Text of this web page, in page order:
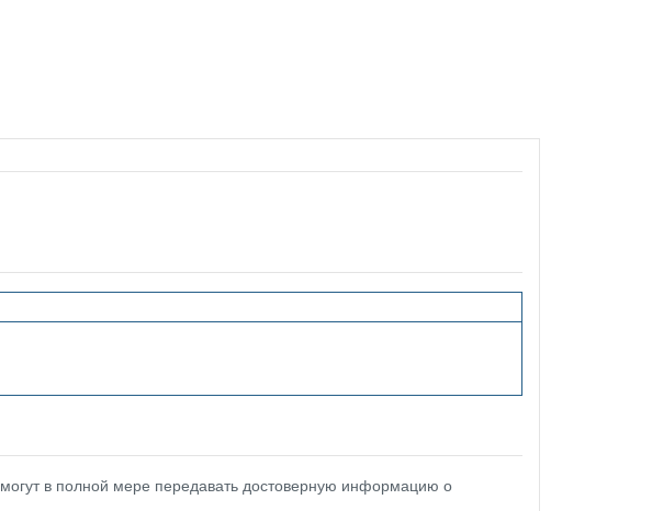
в полной мере передавать достоверную информацию о